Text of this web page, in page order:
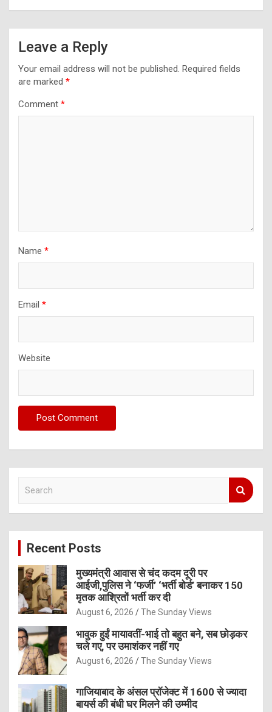
Leave a Reply
Your email address will not be published. Required fields
are marked *
Comment *
Name *
Email *
Website
c
Recent Posts
मुख्यमंत्री आवास से चंद कदम दूरी पर
आईजी,पुलिस ने ‘फर्जी’ ‘भर्ती बोर्ड’ बनाकर 150
मृतक आश्रितों भर्ती कर दी
August 6, 2026 The Sunday Views
भावुक हुईं मायावतीं-भाई तो बहुत बने, सब छोड़कर
चले गए, पर उमाशंकर नहीं गए
August 6, 2026 The Sunday Views
गाजियाबाद के अंसल प्रॉजेक्ट में 1600 से ज्यादा
बायर्स की बंधी घर मिलने की उम्मीद